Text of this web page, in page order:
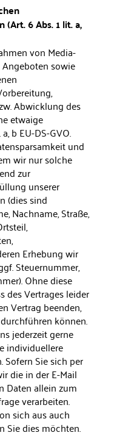
6 Abs. 1 lit. a,
von Media-
sowie
Abwicklung des
etwaige
b EU-DS-GVO.
und
wir nur solche
zur
unserer
(dies sind
Nachname, Straße,
Erhebung wir
Steuernummer,
Ohne diese
des Vertrages leider
Vertrag beenden,
können.
jederzeit gerne
individuelle­re
Sofern Sie sich per
die in der E-Mail
Daten allein zum
verarbeiten.
sich aus auch
Sie dies möchten.